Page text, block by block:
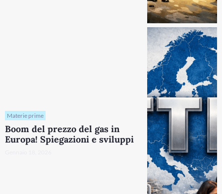
Materie prime
Boom del prezzo del gas in
Europa! Spiegazioni e sviluppi